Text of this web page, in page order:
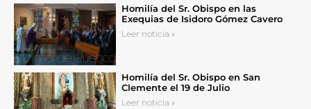
Homilía del Sr. Obispo en las
Exequias de Isidoro Gómez Cavero
Leer noticia »
Homilía del Sr. Obispo en San
Clemente el 19 de Julio
Leer noticia »